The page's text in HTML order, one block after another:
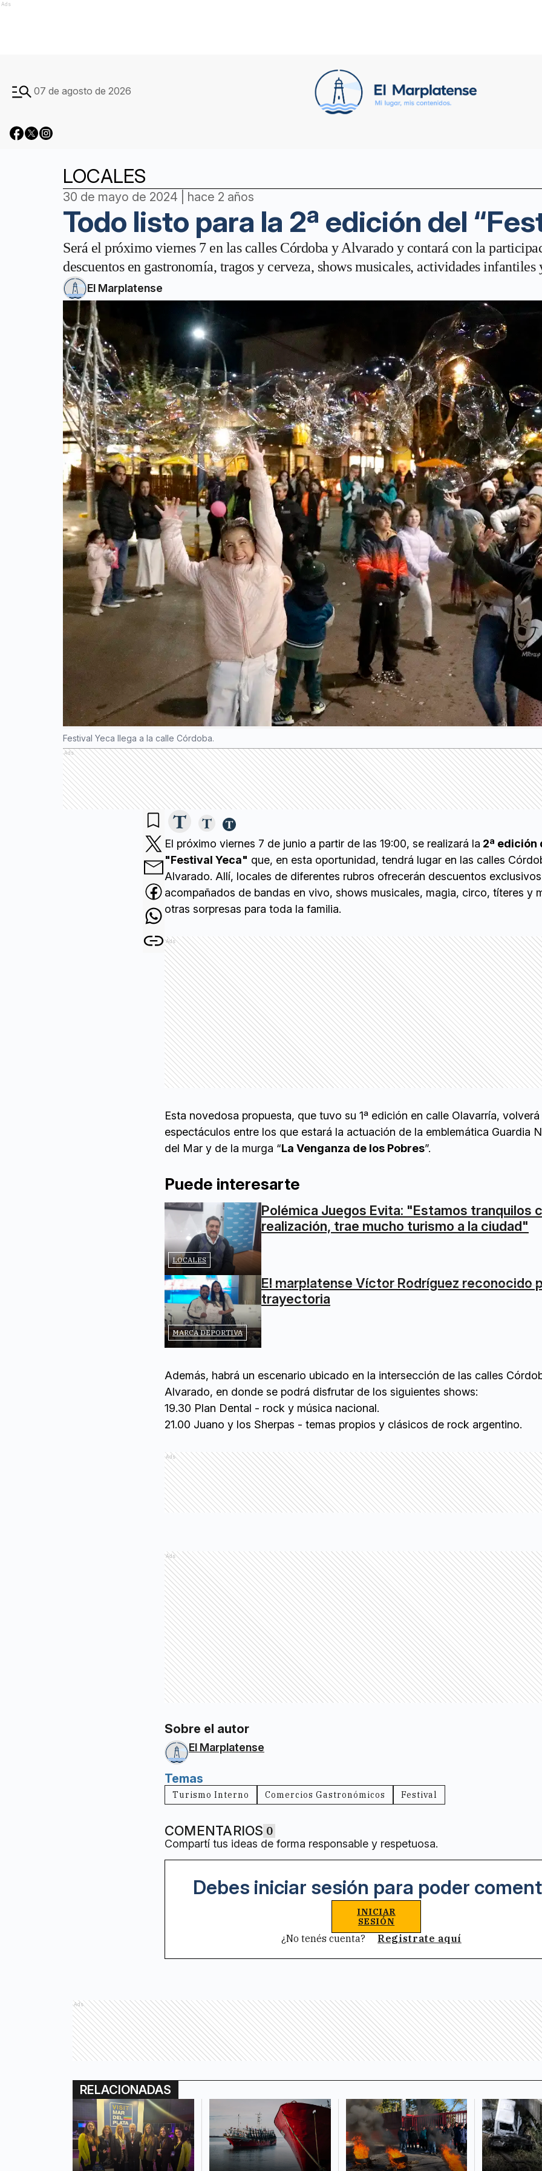
Ads
07 de agosto de 2026
LOCALES
30 de mayo de 2024 | hace 2 años
Todo listo para la 2ª edición del
Será el próximo viernes 7 en las calles Córdoba y Alvarado y contará con la
descuentos en gastronomía, tragos y cerveza, shows musicales, actividades infantiles
El Marplatense
Festival Yeca llega a la calle Córdoba.
Ads
El próximo viernes 7 de junio a partir de las 19:00, se realizará la 2ª edición
"Festival Yeca" que, en esta oportunidad, tendrá lugar en las calles
Alvarado. Allí, locales de diferentes rubros ofrecerán descuentos exclusivos
acompañados de bandas en vivo, shows musicales, magia, circo, títeres y
otras sorpresas para toda la familia.
Ads
Esta novedosa propuesta, que tuvo su 1ª edición en calle Olavarría,
espectáculos entre los que estará la actuación de la emblemática Guardia
del Mar y de la murga “La Venganza de los Pobres”.
Puede interesarte
LOCALES
Polémica Juegos Evita: "Estamos tranquilos
realización, trae mucho turismo a la ciudad"
MARCA DEPORTIVA
El marplatense Víctor Rodríguez reconocido
trayectoria
Además, habrá un escenario ubicado en la intersección de las calles
Alvarado, en donde se podrá disfrutar de los siguientes shows:
19.30 Plan Dental - rock y música nacional.
21.00 Juano y los Sherpas - temas propios y clásicos de rock argentino.
Ads
Ads
Sobre el autor
El Marplatense
Temas
Turismo Interno Comercios Gastronómicos Festival
COMENTARIOS 0
Compartí tus ideas de forma responsable y respetuosa.
Debes iniciar sesión para poder
INICIAR
SESIÓN
¿No tenés cuenta? Registrate aquí
Ads
RELACIONADAS